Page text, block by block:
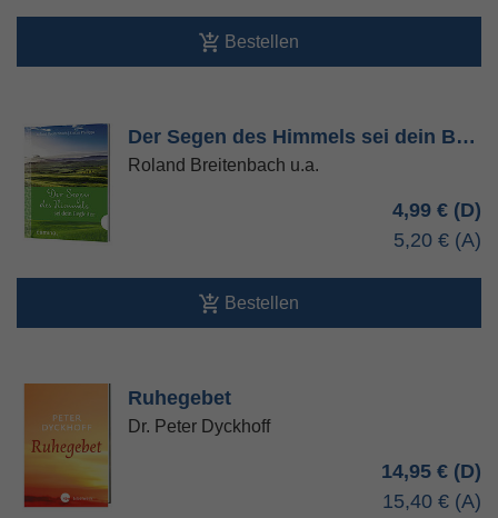
Bestellen
Der Segen des Himmels sei dein B…
Roland Breitenbach u.a.
4,99 €
5,20 €
Bestellen
Ruhegebet
Dr. Peter Dyckhoff
14,95 €
15,40 €